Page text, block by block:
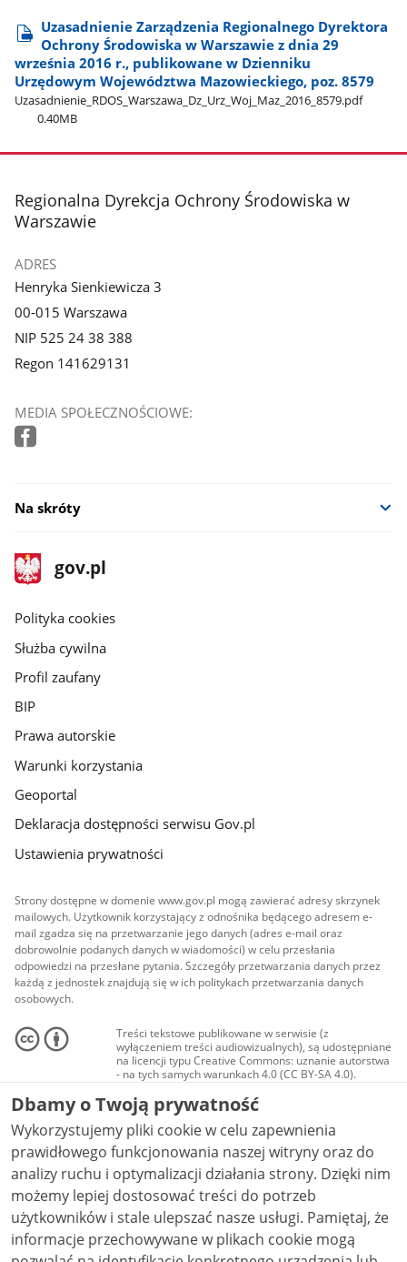
Uzasadnienie Zarządzenia Regionalnego Dyrektora
Ochrony Środowiska w Warszawie z dnia 29
września 2016 r., publikowane w Dzienniku
Urzędowym Województwa Mazowieckiego, poz. 8579
Uzasadnienie​_RDOS​_Warszawa​_Dz​_Urz​_Woj​_Maz​_2016​_8579.pdf
0.40MB
stopka
Regionalna Dyrekcja Ochrony Środowiska w
Warszawie
ADRES
Henryka Sienkiewicza 3
00-015 Warszawa
NIP 525 24 38 388
Regon 141629131
MEDIA SPOŁECZNOŚCIOWE:
Na skróty
stopka
gov.pl
Strona
gov.pl
gov.pl
Polityka cookies
Służba cywilna
Profil zaufany
BIP
Prawa autorskie
Warunki korzystania
Geoportal
Deklaracja dostępności serwisu Gov.pl
Ustawienia prywatności
Strony dostępne w domenie www.gov.pl mogą zawierać adresy skrzynek
mailowych. Użytkownik korzystający z odnośnika będącego adresem e-
mail zgadza się na przetwarzanie jego danych (adres e-mail oraz
dobrowolnie podanych danych w wiadomości) w celu przesłania
odpowiedzi na przesłane pytania. Szczegóły przetwarzania danych przez
każdą z jednostek znajdują się w ich politykach przetwarzania danych
osobowych.
Treści tekstowe publikowane w serwisie (z
wyłączeniem treści audiowizualnych), są udostępniane
na licencji typu Creative Commons: uznanie autorstwa
- na tych samych warunkach 4.0 (CC BY-SA 4.0).
Materiały audiowizualne, w tym zdjęcia, materiały
audio i wideo, są udostępniane na licencji typu
Creative Commons: uznanie autorstwa użycie
niekomercyjne - bez utworów zależnych 4.0 (CC BY-
NC-ND 4.0), o ile nie jest to stwierdzone inaczej.
Dbamy o Twoją prywatność
Wykorzystujemy pliki cookie w celu zapewnienia
prawidłowego funkcjonowania naszej witryny oraz do
analizy ruchu i optymalizacji działania strony. Dzięki nim
możemy lepiej dostosować treści do potrzeb
użytkowników i stale ulepszać nasze usługi. Pamiętaj, że
informacje przechowywane w plikach cookie mogą